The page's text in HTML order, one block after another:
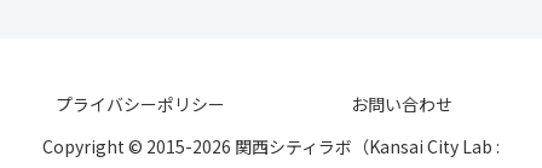
プライバシーポリシー
お問い合わせ
Copyright © 2015-2026 関西シティラボ（Kansai City Lab :